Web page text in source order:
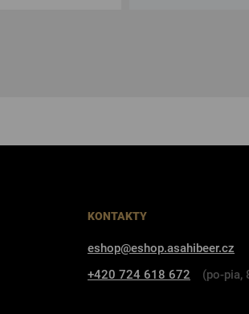
KONTAKTY
eshop@eshop.asahibeer.cz
+420 724 618 672
(po-pia,